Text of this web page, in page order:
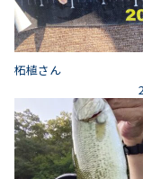
柘植さん